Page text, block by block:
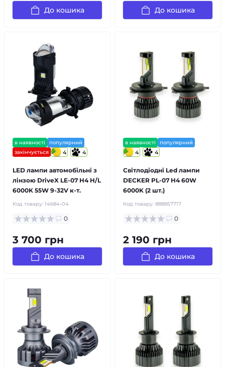
До кошика До кошика
в наявності
популярний
закінчується
4 4
LED лампи автомобільні з
лінзою DriveX LE-07 H4 H/L
6000K 55W 9-32V к-т.
Код товару: 14684-04
0
3 700 грн
До кошика
в наявності популярний
4 4
Світлодіодні Led лампи
DECKER PL-07 H4 60W
6000K (2 шт.)
Код товару: 888857717
0
2 190 грн
До кошика